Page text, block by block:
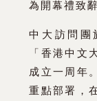
為開幕禮致辭
中大訪問
「香港中文
成立一周年
重點部署，